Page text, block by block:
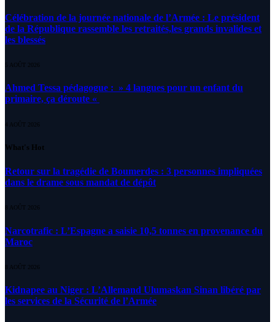
Célébration de la journée nationale de l’Armée : Le président
de la République rassemble les retraités,les grands invalides et
les blessés
5 AOÛT 2026
Ahmed Tessa pédagogue : » 4 langues pour un enfant du
primaire, ça déroute «
4 AOÛT 2026
What's Hot
Retour sur la tragédie de Boumerdes : 3 personnes impliquées
dans le drame sous mandat de dépôt
8 AOÛT 2026
Narcotrafic : L’Espagne a saisie 10,5 tonnes en provenance du
Maroc
8 AOÛT 2026
Kidnapee au Niger : L’Allemand Ulumaskan Sinan libéré par
les services de la Sécurité de l’Armée